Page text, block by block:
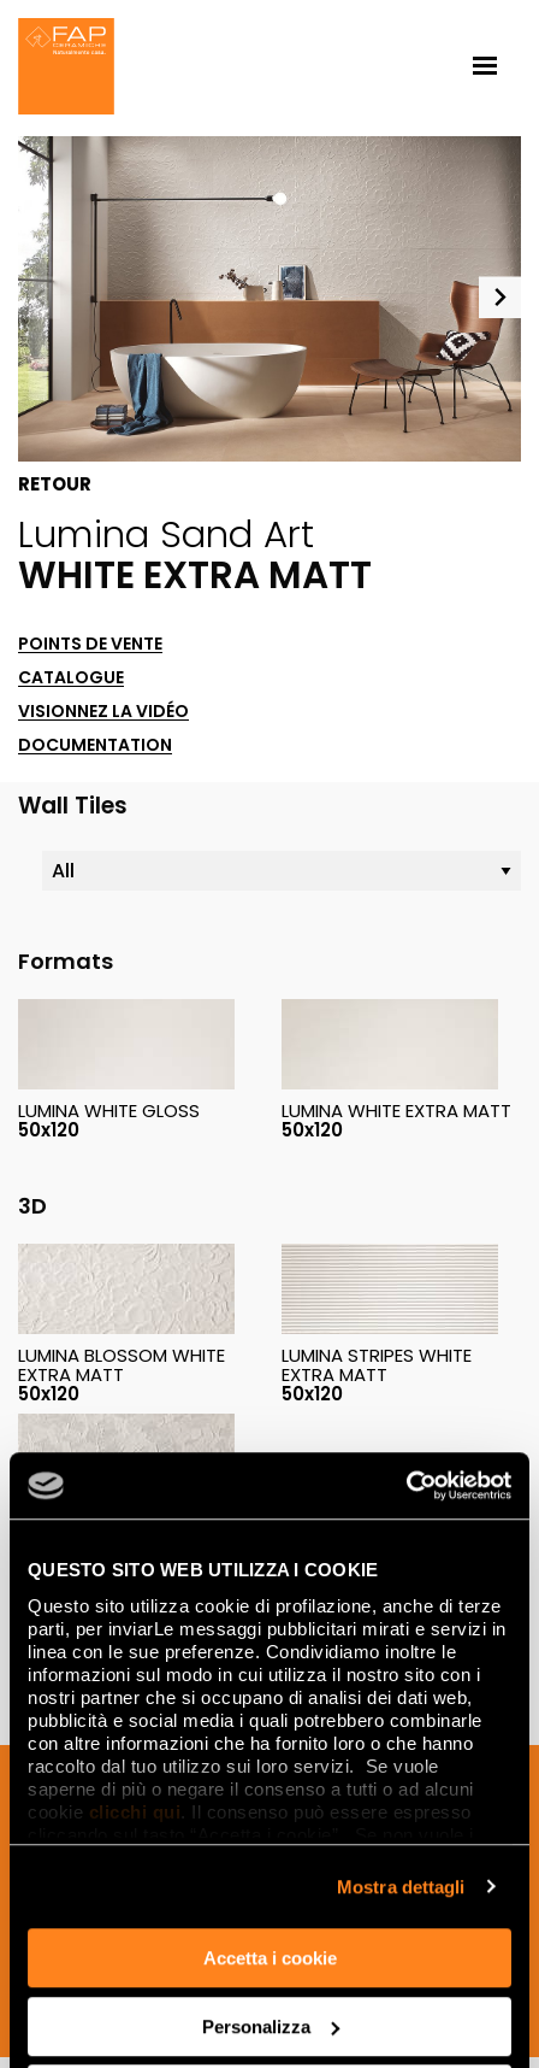
QUESTO SITO WEB UTILIZZA I COOKIE
Questo sito utilizza cookie di profilazione, anche di terze
parti, per inviarLe messaggi pubblicitari mirati e servizi in
linea con le sue preferenze. Condividiamo inoltre le
informazioni sul modo in cui utilizza il nostro sito con i
nostri partner che si occupano di analisi dei dati web,
pubblicità e social media i quali potrebbero combinarle
con altre informazioni che ha fornito loro o che hanno
raccolto dal tuo utilizzo sui loro servizi. Se vuole
saperne di più o negare il consenso a tutti o ad alcuni
cookie clicchi qui. Il consenso può essere espresso
Mostra dettagli
Accetta i cookie
Personalizza
RETOUR
Lumina Sand Art
WHITE EXTRA MATT
POINTS DE VENTE
CATALOGUE
VISIONNEZ LA VIDÉO
DOCUMENTATION
Wall Tiles
Formats
LUMINA WHITE GLOSS
50x120
LUMINA WHITE EXTRA MATT
50x120
3D
LUMINA BLOSSOM WHITE
EXTRA MATT
50x120
LUMINA STRIPES WHITE
EXTRA MATT
50x120
LUMINA TOUCH WHITE
50x120
Inscrivez-vous à notre newsletter pour
recevoir les nouveautés, les mises à jour
et les idées créatives relatives au
monde des céramiques et du design
SOUSCRIVEZ MAINTENANT